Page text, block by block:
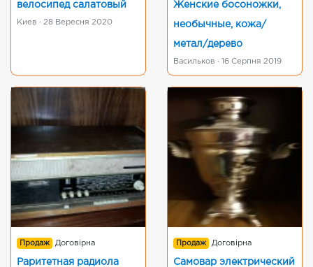
велосипед салатовый
Киев · 28 Вересня 2020
Женские босоножки,
необычные, кожа/
метал/дерево
Васильков · 16 Серпня 2019
Продаж Договірна
Раритетная радиола
Продаж Договірна
Самовар электрический